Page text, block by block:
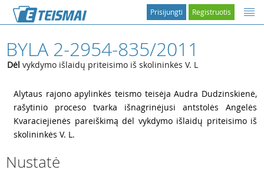
Registruotis
Prisijungti
BYLA 2-2954-835/2011
Dėl vykdymo išlaidų priteisimo iš skolininkės V. L
Alytaus rajono apylinkės teismo teisėja Audra Dudzinskienė,
rašytinio proceso tvarka išnagrinėjusi antstolės Angelės
Kvaraciejienės pareiškimą dėl vykdymo išlaidų priteisimo iš
skolininkės V. L.
Nustatė